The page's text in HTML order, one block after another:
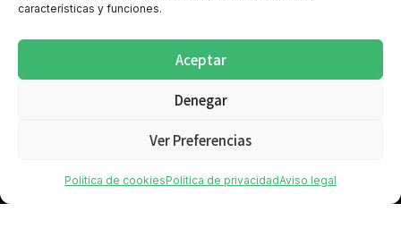
características y funciones.
Aceptar
Denegar
Ver Preferencias
Política de cookiesPolítica de privacidadAviso legal
Política de cookies (UE)
Política de privacidad Redes Sociales